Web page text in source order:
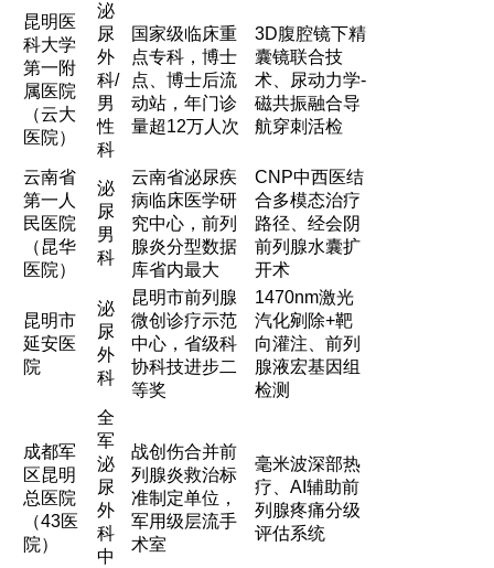
昆明医
科大学
第一附
属医院
（云大
医院）
泌
尿
外
科/
男
性
科
国家级临床重
点专科，博士
点、博士后流
动站，年门诊
量超12万人次
3D腹腔镜下精
囊镜联合技
术、尿动力学-
磁共振融合导
航穿刺活检
云南省
第一人
民医院
（昆华
医院）
泌
尿
男
科
云南省泌尿疾
病临床医学研
究中心，前列
腺炎分型数据
库省内最大
CNP中西医结
合多模态治疗
路径、经会阴
前列腺水囊扩
开术
昆明市
延安医
院
泌
尿
外
科
昆明市前列腺
微创诊疗示范
中心，省级科
协科技进步二
等奖
1470nm激光
汽化剜除+靶
向灌注、前列
腺液宏基因组
检测
成都军
区昆明
总医院
（43医
院）
全
军
泌
尿
外
科
中
战创伤合并前
列腺炎救治标
准制定单位，
军用级层流手
术室
毫米波深部热
疗、AI辅助前
列腺疼痛分级
评估系统